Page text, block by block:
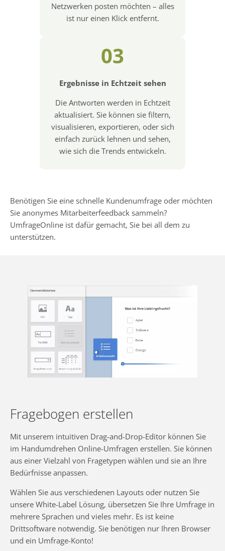
Netzwerken posten möchten – alles
ist nur einen Klick entfernt.
03
Ergebnisse in Echtzeit sehen
Die Antworten werden in Echtzeit
aktualisiert. Sie können sie filtern,
visualisieren, exportieren, oder sich
einfach zurück lehnen und sehen,
wie sich die Trends entwickeln.
Benötigen Sie eine schnelle Kundenumfrage oder möchten
Sie anonymes Mitarbeiterfeedback sammeln?
UmfrageOnline ist dafür gemacht, Sie bei all dem zu
unterstützen.
Fragebogen erstellen
Mit unserem intuitiven Drag-and-Drop-Editor können Sie
im Handumdrehen Online-Umfragen erstellen. Sie können
aus einer Vielzahl von Fragetypen wählen und sie an Ihre
Bedürfnisse anpassen.
Wählen Sie aus verschiedenen Layouts oder nutzen Sie
unsere White-Label Lösung, übersetzen Sie Ihre Umfrage in
mehrere Sprachen und vieles mehr. Es ist keine
Drittsoftware notwendig. Sie benötigen nur Ihren Browser
und ein Umfrage-Konto!